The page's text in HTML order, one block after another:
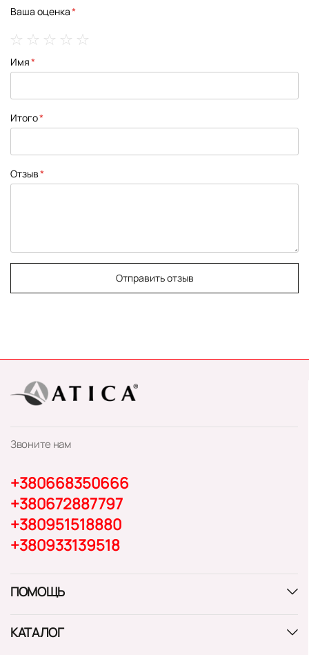
Ваша оценка
star
stars
stars
stars
stars
Имя
Итого
Отзыв
Отправить отзыв
Звоните нам
+380668350666
+380672887797
+380951518880
+380933139518
ПОМОЩЬ
КАТАЛОГ